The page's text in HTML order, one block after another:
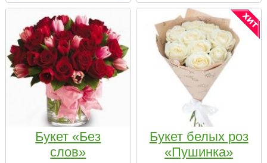
Букет «Без
слов»
Букет белых роз
«Пушинка»